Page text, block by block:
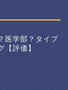
医学部？タイプ
【評価】